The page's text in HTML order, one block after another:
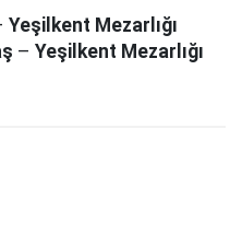
Yeşilkent Mezarlığı
– Yeşilkent Mezarlığı